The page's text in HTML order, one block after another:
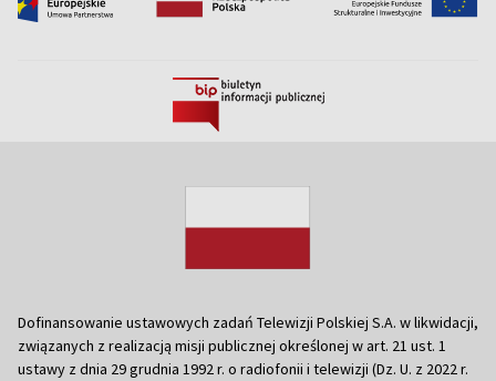
Dofinansowanie ustawowych zadań Telewizji Polskiej S.A. w likwidacji,
związanych z realizacją misji publicznej określonej w art. 21 ust. 1
ustawy z dnia 29 grudnia 1992 r. o radiofonii i telewizji (Dz. U. z 2022 r.